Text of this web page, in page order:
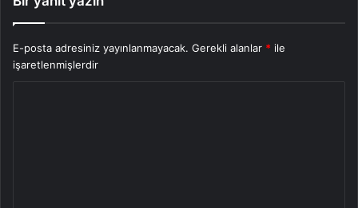
E-posta adresiniz yayınlanmayacak. Gerekli alanlar * ile
işaretlenmişlerdir